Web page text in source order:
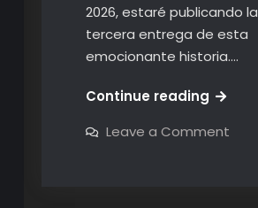
2026, estaré publicando la
tercera entrega de esta
emocionante historia.…
Continue readingMuy
De
Leave a Commenton